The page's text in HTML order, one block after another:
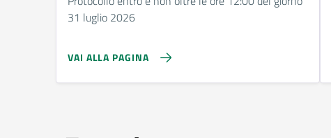
31 luglio 2026
VAI ALLA PAGINA